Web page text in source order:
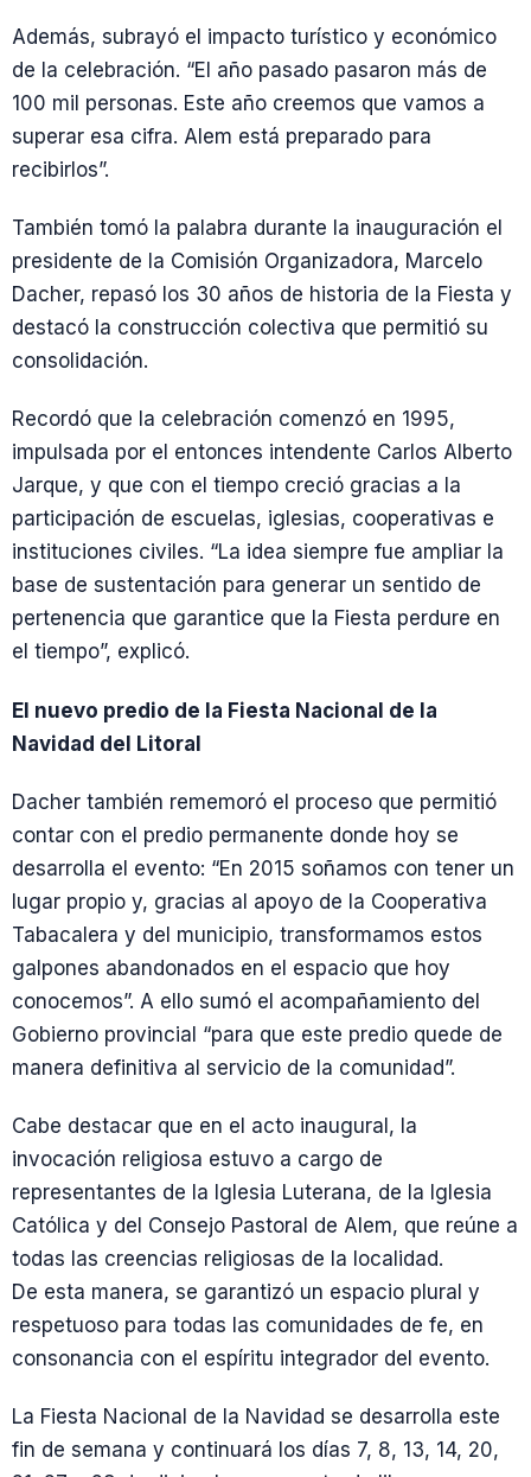
Además, subrayó el impacto turístico y económico
de la celebración. “El año pasado pasaron más de
100 mil personas. Este año creemos que vamos a
superar esa cifra. Alem está preparado para
recibirlos”.
También tomó la palabra durante la inauguración el
presidente de la Comisión Organizadora, Marcelo
Dacher, repasó los 30 años de historia de la Fiesta y
destacó la construcción colectiva que permitió su
consolidación.
Recordó que la celebración comenzó en 1995,
impulsada por el entonces intendente Carlos Alberto
Jarque, y que con el tiempo creció gracias a la
participación de escuelas, iglesias, cooperativas e
instituciones civiles. “La idea siempre fue ampliar la
base de sustentación para generar un sentido de
pertenencia que garantice que la Fiesta perdure en
el tiempo”, explicó.
El nuevo predio de la Fiesta Nacional de la
Navidad del Litoral
Dacher también rememoró el proceso que permitió
contar con el predio permanente donde hoy se
desarrolla el evento: “En 2015 soñamos con tener un
lugar propio y, gracias al apoyo de la Cooperativa
Tabacalera y del municipio, transformamos estos
galpones abandonados en el espacio que hoy
conocemos”. A ello sumó el acompañamiento del
Gobierno provincial “para que este predio quede de
manera definitiva al servicio de la comunidad”.
Cabe destacar que en el acto inaugural, la
invocación religiosa estuvo a cargo de
representantes de la Iglesia Luterana, de la Iglesia
Católica y del Consejo Pastoral de Alem, que reúne a
todas las creencias religiosas de la localidad.
De esta manera, se garantizó un espacio plural y
respetuoso para todas las comunidades de fe, en
consonancia con el espíritu integrador del evento.
La Fiesta Nacional de la Navidad se desarrolla este
fin de semana y continuará los días 7, 8, 13, 14, 20,